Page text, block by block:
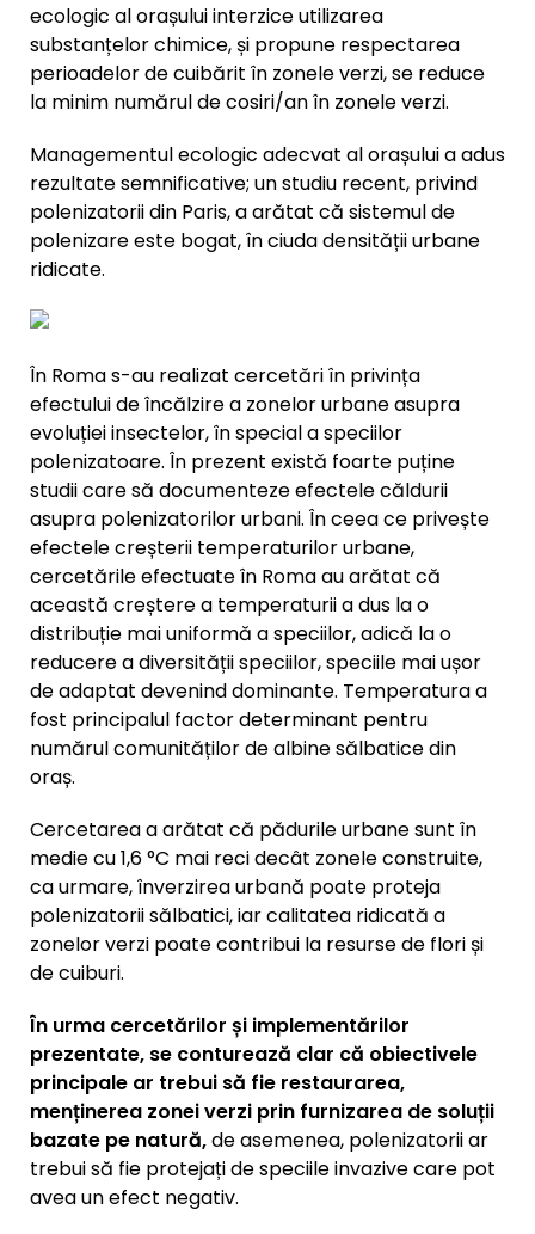
ecologic al orașului interzice utilizarea
substanțelor chimice, și propune respectarea
perioadelor de cuibărit în zonele verzi, se reduce
la minim numărul de cosiri/an în zonele verzi.
Managementul ecologic adecvat al orașului a adus
rezultate semnificative; un studiu recent, privind
polenizatorii din Paris, a arătat că sistemul de
polenizare este bogat, în ciuda densității urbane
ridicate.
În Roma s-au realizat cercetări în privința
efectului de încălzire a zonelor urbane asupra
evoluției insectelor, în special a speciilor
polenizatoare. În prezent există foarte puține
studii care să documenteze efectele căldurii
asupra polenizatorilor urbani. În ceea ce privește
efectele creșterii temperaturilor urbane,
cercetările efectuate în Roma au arătat că
această creștere a temperaturii a dus la o
distribuție mai uniformă a speciilor, adică la o
reducere a diversității speciilor, speciile mai ușor
de adaptat devenind dominante. Temperatura a
fost principalul factor determinant pentru
numărul comunităților de albine sălbatice din
oraș.
Cercetarea a arătat că pădurile urbane sunt în
medie cu 1,6 °C mai reci decât zonele construite,
ca urmare, înverzirea urbană poate proteja
polenizatorii sălbatici, iar calitatea ridicată a
zonelor verzi poate contribui la resurse de flori și
de cuiburi.
În urma cercetărilor și implementărilor
prezentate, se conturează clar că obiectivele
principale ar trebui să fie restaurarea,
menținerea zonei verzi prin furnizarea de soluții
bazate pe natură,de asemenea, polenizatorii ar
trebui să fie protejați de speciile invazive care pot
avea un efect negativ.